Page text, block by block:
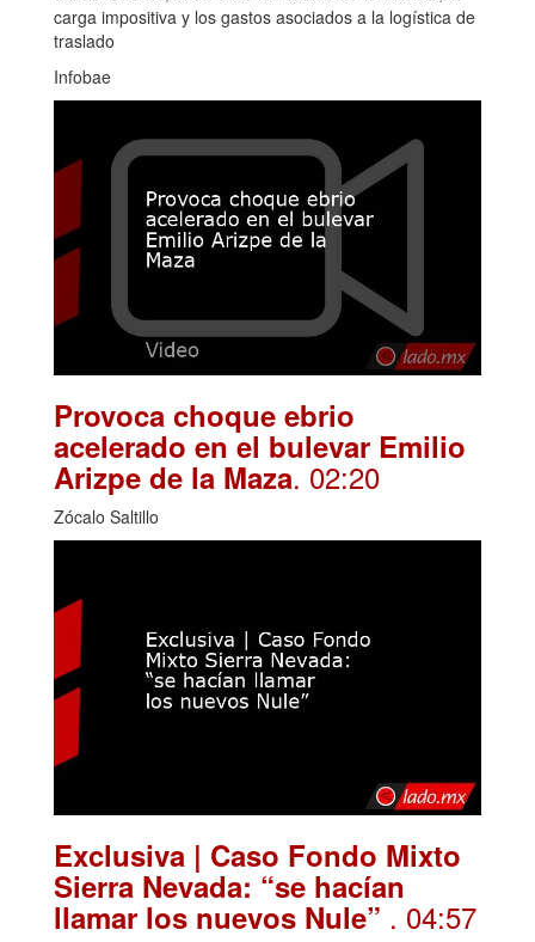
carga impositiva y los gastos asociados a la logística de
traslado
Infobae
Provoca choque ebrio
acelerado en el bulevar Emilio
Arizpe de la Maza. 02:20
Zócalo Saltillo
Exclusiva | Caso Fondo Mixto
Sierra Nevada: “se hacían
llamar los nuevos Nule” . 04:57